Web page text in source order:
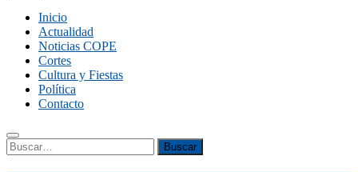
Inicio
Actualidad
Noticias COPE
Cortes
Cultura y Fiestas
Política
Contacto
Buscar:
Buscar